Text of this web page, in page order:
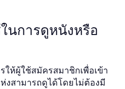
นการดูหนังหรือ
ห้ผู้ใช้สมัครสมาชิกเพื่อเข้า
สามารถดูได้โดยไม่ต้องมี